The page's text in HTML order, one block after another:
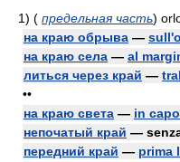
1) ( предельная часть)
на краю обрыва —
на краю села — al
литься через край —
••
на краю света — in
непочатый край —
передний край — prima